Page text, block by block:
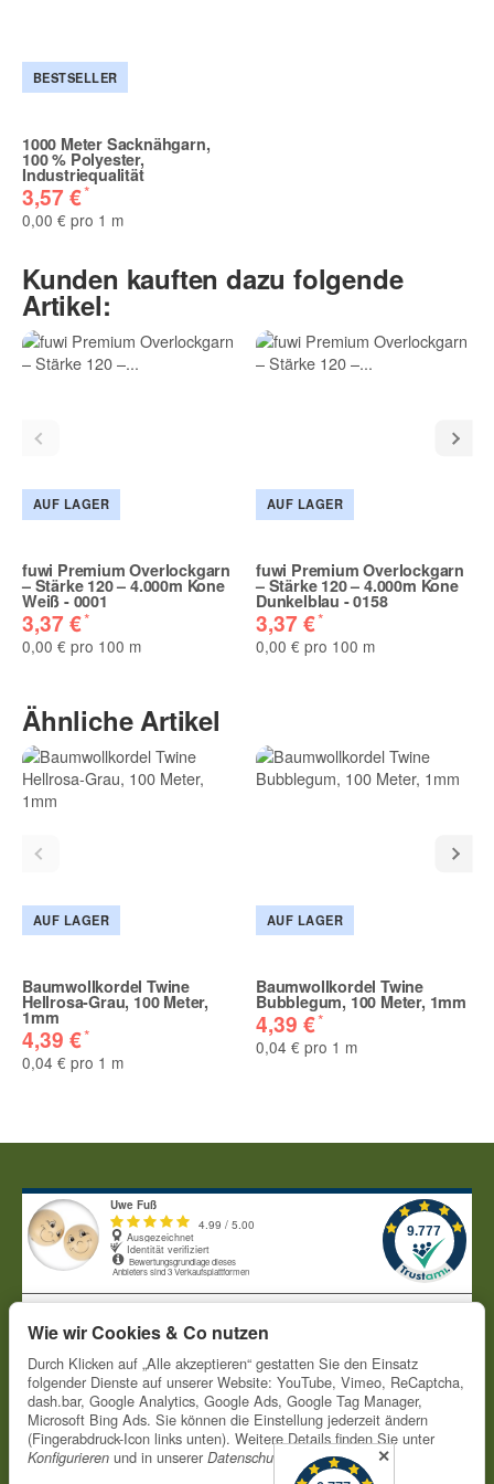
BESTSELLER
1000 Meter Sacknähgarn,
100 % Polyester,
Industriequalität
3,57 €*
0,00 € pro 1 m
Kunden kauften dazu folgende
Artikel:
AUF LAGER
fuwi Premium Overlockgarn
– Stärke 120 – 4.000m Kone
Weiß - 0001
3,37 €*
0,00 € pro 100 m
AUF LAGER
fuwi Premium Overlockgarn
– Stärke 120 – 4.000m Kone
Dunkelblau - 0158
3,37 €*
0,00 € pro 100 m
Ähnliche Artikel
AUF LAGER
Baumwollkordel Twine
Hellrosa-Grau, 100 Meter,
1mm
4,39 €*
0,04 € pro 1 m
AUF LAGER
Baumwollkordel Twine
Bubblegum, 100 Meter, 1mm
4,39 €*
0,04 € pro 1 m
Informationen
Wie wir Cookies & Co nutzen
Durch Klicken auf „Alle akzeptieren“ gestatten Sie den Einsatz
folgender Dienste auf unserer Website: YouTube, Vimeo, ReCaptcha,
dash.bar, Google Analytics, Google Ads, Google Tag Manager,
Microsoft Bing Ads. Sie können die Einstellung jederzeit ändern
(Fingerabdruck-Icon links unten). Weitere Details finden Sie unter
Konfigurieren und in unserer Datenschutzerklärung. ✕